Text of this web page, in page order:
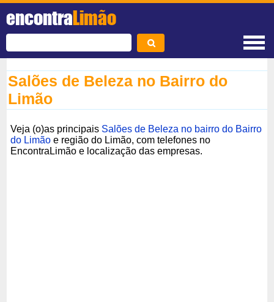
encontraLimão
Salões de Beleza no Bairro do
Limão
Veja (o)as principais Salões de Beleza no bairro do Bairro
do Limão e região do Limão, com telefones no
EncontraLimão e localização das empresas.